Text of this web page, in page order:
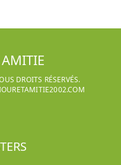
DROITS RÉSERVÉS.